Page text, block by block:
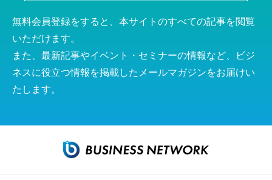
無料会員登録をすると、本サイトのすべての記事を閲覧
いただけます。
また、最新記事やイベント・セミナーの情報など、ビジ
ネスに役立つ情報を掲載したメールマガジンをお届けい
たします。